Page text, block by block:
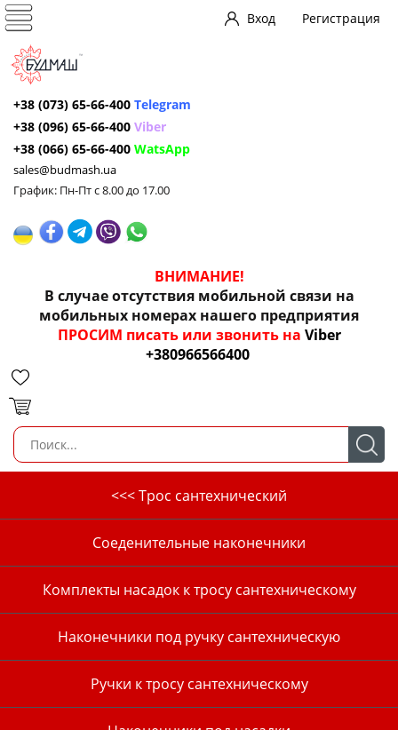
Вход Регистрация
+38 (073) 65-66-400 Telegram
+38 (096) 65-66-400 Viber
+38 (066) 65-66-400 WatsApp
sales@budmash.ua
График: Пн-Пт с 8.00 до 17.00
ВНИМАНИЕ!
В случае отсутствия мобильной связи на
мобильных номерах нашего предприятия
ПРОСИМ писать или звонить на Viber
+380966566400
<<< Трос сантехнический
Соеденительные наконечники
Комплекты насадок к тросу сантехническому
Наконечники под ручку сантехническую
Ручки к тросу сантехническому